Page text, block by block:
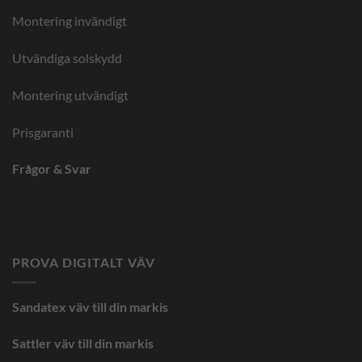
Montering invändigt
Utvändiga solskydd
Montering utvändigt
Prisgaranti
Frågor & Svar
PROVA DIGITALT VÄV
Sandatex väv till din markis
Sattler väv till din markis